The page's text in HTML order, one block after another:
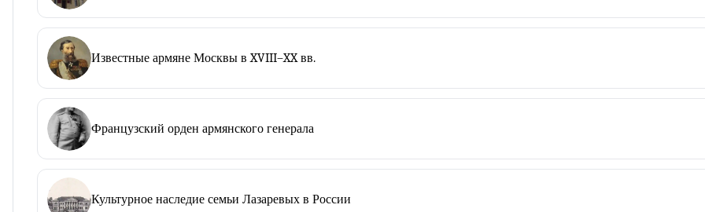
Известные армяне Москвы в XVIII–XX вв.
Французский орден армянского генерала
Культурное наследие семьи Лазаревых в России